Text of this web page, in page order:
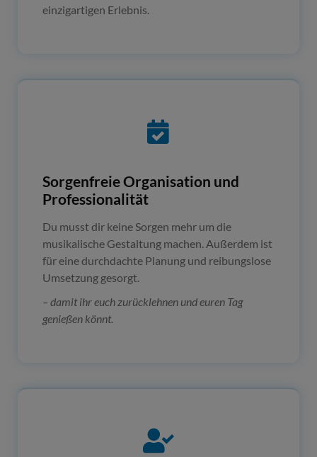
einzigartigen Erlebnis.
Sorgenfreie Organisation und
Professionalität
Du musst dir keine Sorgen mehr um die
musikalische Gestaltung machen. Außerdem ist
für eine durchdachte Planung und reibungslose
Umsetzung gesorgt.
– damit ihr euch zurücklehnen und euren Tag
genießen könnt.